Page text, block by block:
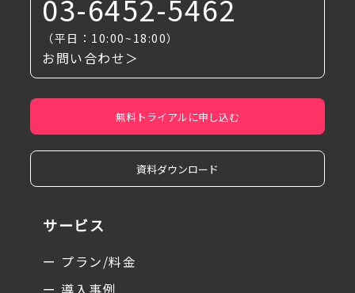
03-6452-5462
（平日：10:00~18:00）
お問い合わせ＞
無料トライアルに申し込む
資料ダウンロード
サービス
ー プラン/料金
ー 導入事例